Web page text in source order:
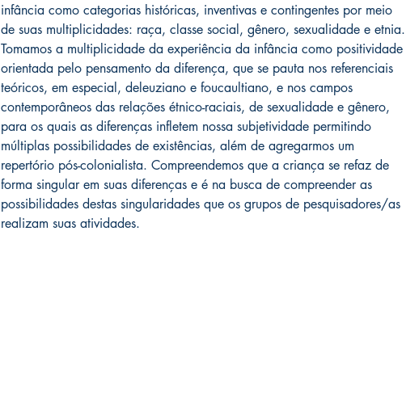
infância como categorias históricas, inventivas e contingentes por meio
de suas multiplicidades: raça, classe social, gênero, sexualidade e etnia.
Tomamos a multiplicidade da experiência da infância como positividade
orientada pelo pensamento da diferença, que se pauta nos referenciais
teóricos, em especial, deleuziano e foucaultiano, e nos campos
contemporâneos das relações étnico-raciais, de sexualidade e gênero,
para os quais as diferenças infletem nossa subjetividade permitindo
múltiplas possibilidades de existências, além de agregarmos um
repertório pós-colonialista. Compreendemos que a criança se refaz de
forma singular em suas diferenças e é na busca de compreender as
possibilidades destas singularidades que os grupos de pesquisadores/as
realizam suas atividades.